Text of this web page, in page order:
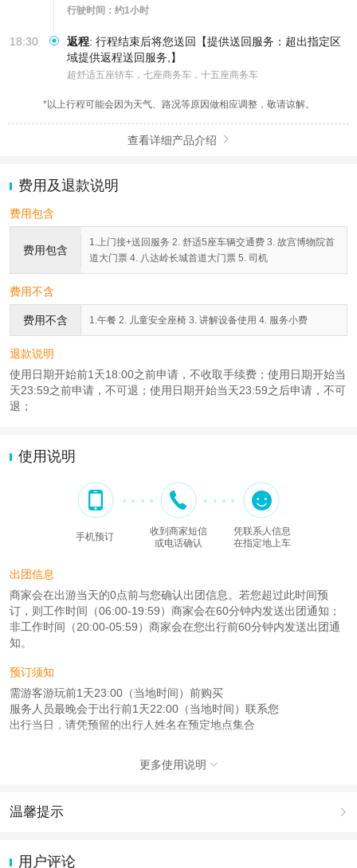
行驶时间：约1小时
18:30 返程: 行程结束后将您送回【提供送回服务：超出指定区
域提供返程送回服务,】
超舒适五座轿车，七座商务车，十五座商务车
*以上行程可能会因为天气、路况等原因做相应调整，敬请谅解。
查看详细产品介绍 
费用及退款说明
费用包含
费用包含
1.上门接+送回服务 2. 舒适5座车辆交通费 3. 故宫博物院首
道大门票 4. 八达岭长城首道大门票 5. 司机
费用不含
费用不含 1.午餐 2. 儿童安全座椅 3. 讲解设备使用 4. 服务小费
退款说明
使用日期开始前1天18:00之前申请，不收取手续费；使用日期开始当
天23:59之前申请，不可退；使用日期开始当天23:59之后申请，不可
退；
使用说明
手机预订
收到商家短信
或电话确认
凭联系人信息
在指定地上车
出团信息
商家会在出游当天的0点前与您确认出团信息。若您超过此时间预
订，则工作时间（06:00-19:59）商家会在60分钟内发送出团通知；
非工作时间（20:00-05:59）商家会在您出行前60分钟内发送出团通
知。
预订须知
需游客游玩前1天23:00（当地时间）前购买
服务人员最晚会于出行前1天22:00（当地时间）联系您
出行当日，请凭预留的出行人姓名在预定地点集合
查看： 查看工商执照信息
更多使用说明 
温馨提示 
动（如跳伞、潜水、滑雪等）前，请务必仔细阅读
用户评论